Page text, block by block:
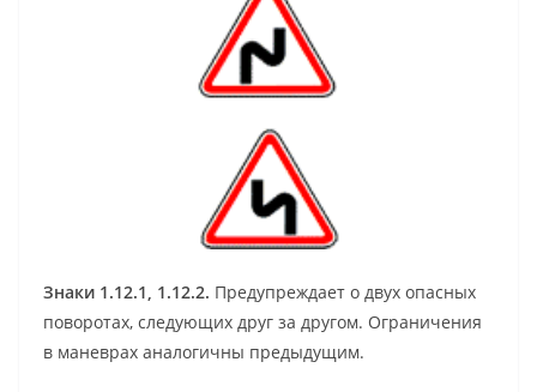
Знаки 1.12.1, 1.12.2. Предупреждает о двух опасных
поворотах, следующих друг за другом. Ограничения
в маневрах аналогичны предыдущим.